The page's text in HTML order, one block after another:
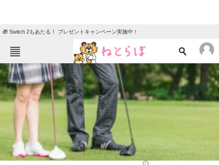
🎁 Switch 2もあたる！ プレゼントキャンペーン実施中！
ねとらぼメニュー
TOP ニュース
エンタメ クイズ
地域
教育・育児
動物 リサーチ